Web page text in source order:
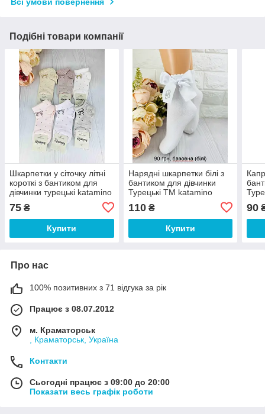
Всі умови повернення
Подібні товари компанії
Шкарпетки у сіточку літні
короткі з бантиком для
дівчинки турецькі katamino
75 ₴
Купити
Нарядні шкарпетки білі з
бантиком для дівчинки
Турецькі TM katamino
110₴
Купити
90
Про нас
100% позитивних з 71 відгука за рік
Працює з 08.07.2012
м. Краматорськ
, Краматорськ, Україна
Контакти
Сьогодні працює з 09:00 до 20:00
Показати весь графік роботи